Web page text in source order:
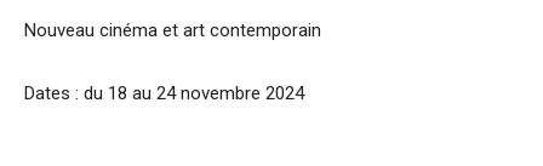
Nouveau cinéma et art contemporain
Dates : du 18 au 24 novembre 2024